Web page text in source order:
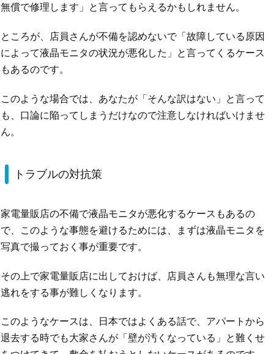
無償で修理します」と言ってもらえるかもしれません。
ところが、店員さんが不備を認めないで「故障している原因
によって液晶モニタの状況が悪化した」と言ってくるケース
もあるのです。
このような場合では、あなたが「そんな訳はない」と言って
も、口論に陥ってしまうだけなので注意しなければいけませ
ん。
トラブルの対抗策
家電量販店の不備で液晶モニタが悪化するケースもあるの
で、このような事態を避けるためには、まずは液晶モニタを
写真で撮っておく事が重要です。
その上で家電量販店に出しておけば、店員さんも無理な言い
逃れをする事が難しくなります。
このようなケースは、日本ではよくある話で、アパートから
退去する時でも大家さんが「壁が汚くなっている」と難くせ